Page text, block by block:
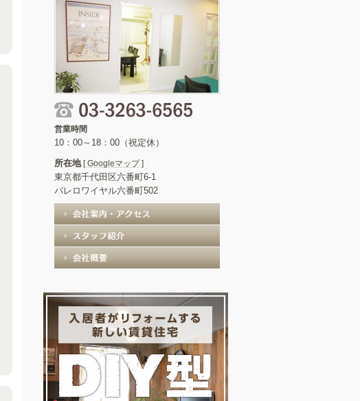
営業時間
10：00～18：00（祝定休）
所在地[Googleマップ]
東京都千代田区六番町6-1
パレロワイヤル六番町502